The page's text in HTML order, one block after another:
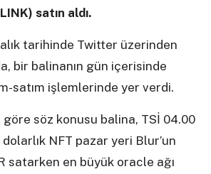
satın aldı.
tarihinde Twitter üzerinden
bir balinanın gün içerisinde
satım işlemlerinde yer verdi.
söz konusu balina, TSİ 04.00
NFT pazar yeri Blur’un
satarken en büyük oracle ağı